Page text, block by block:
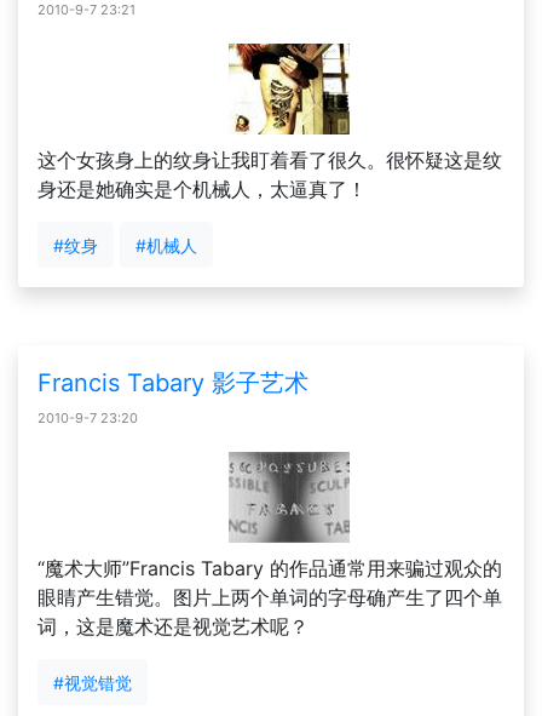
2010-9-7 23:21
这个女孩身上的纹身让我盯着看了很久。很怀疑这是纹
身还是她确实是个机械人，太逼真了！
#纹身 #机械人
Francis Tabary 影子艺术
2010-9-7 23:20
“魔术大师”Francis Tabary 的作品通常用来骗过观众的
眼睛产生错觉。图片上两个单词的字母确产生了四个单
词，这是魔术还是视觉艺术呢？
#视觉错觉